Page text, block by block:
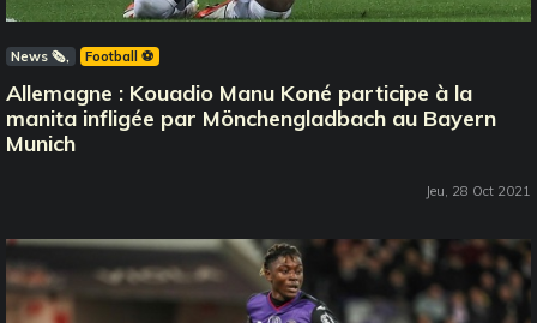
News 🗞️ Football ⚽️
Allemagne : Kouadio Manu Koné participe à la
manita infligée par Mönchengladbach au Bayern
Munich
Jeu, 28 Oct 2021